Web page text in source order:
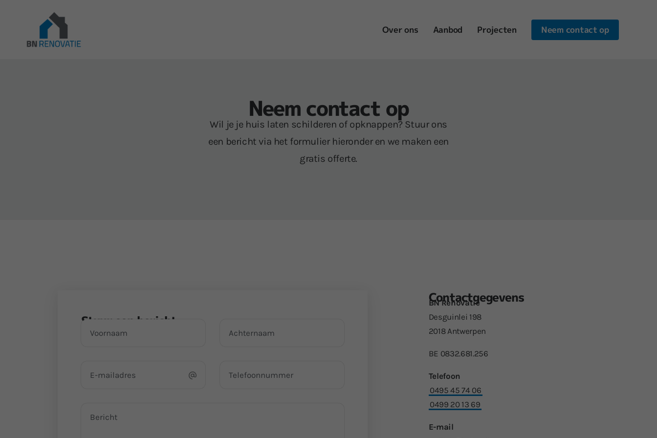
Over ons Aanbod Projecten Neem contact op
Neem contact op
Wil je je huis laten schilderen of opknappen? Stuur ons
een bericht via het formulier hieronder en we maken een
gratis offerte.
Stuur een bericht
Contact­gegevens
BN Renovatie
Desguinlei 198
2018 Antwerpen
BE 0832.681.256
Telefoon
0495 45 74 06
0499 20 13 69
E-mail